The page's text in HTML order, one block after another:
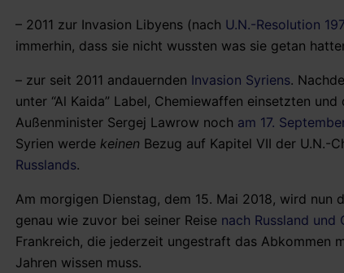
– 2011 zur Invasion Libyens (nach U.N.-Resolution
immerhin, dass sie nicht wussten was sie getan
– zur seit 2011 andauernden Invasion Syriens.
unter “Al Kaida” Label, Chemiewaffen einsetzten
Außenminister Sergej Lawrow noch am 17.
Syrien werde keinen Bezug auf Kapitel VII der U.N.-
Russlands.
Am morgigen Dienstag, dem 15. Mai 2018, wird
genau wie zuvor bei seiner Reise nach Russland und
Frankreich, die jederzeit ungestraft das Abkommen
Jahren wissen muss.